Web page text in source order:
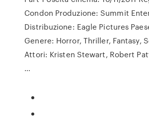
Condon Produzione: Summit
Distribuzione: Eagle Pictures
Genere: Horror, Thriller, Fantasy,
Attori: Kristen Stewart, Robert
…